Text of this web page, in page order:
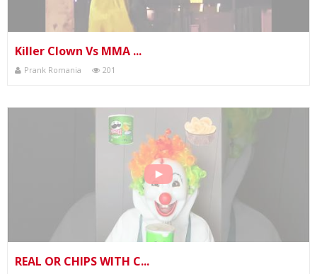
Killer Clown Vs MMA ...
Prank Romania 201
REAL OR CHIPS WITH C...